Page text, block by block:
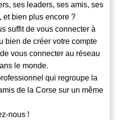
ses leaders, ses amis, ses
et bien plus encore ?
suffit de vous connecter à
bien de créer votre compte
vous connecter au réseau
le monde.
qui regroupe la
de la Corse sur un même
nous !